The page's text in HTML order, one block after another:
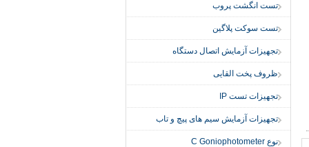
تست انگشت پروب
تست سوکت پلاگین
تجهیزات آزمایش اتصال دستگاه
ظروف پخت القایی
تجهیزات تست IP
تجهیزات آزمایش سیم های پیچ و تاب
نوع C Goniophotometer